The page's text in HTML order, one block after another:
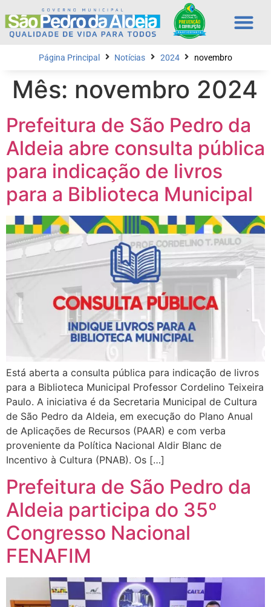
Página Principal Notícias 2024 novembro
Mês: novembro 2024
Prefeitura de São Pedro da
Aldeia abre consulta pública
para indicação de livros
para a Biblioteca Municipal
Está aberta a consulta pública para indicação de livros
para a Biblioteca Municipal Professor Cordelino Teixeira
Paulo. A iniciativa é da Secretaria Municipal de Cultura
de São Pedro da Aldeia, em execução do Plano Anual
de Aplicações de Recursos (PAAR) e com verba
proveniente da Política Nacional Aldir Blanc de
Incentivo à Cultura (PNAB). Os […]
Prefeitura de São Pedro da
Aldeia participa do 35º
Congresso Nacional
FENAFIM